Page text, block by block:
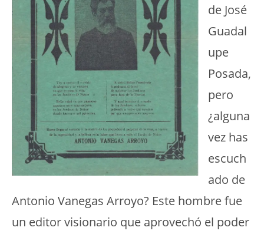
de José
Guadal
upe
Posada,
pero
¿alguna
vez has
escuch
ado de
Antonio Vanegas Arroyo? Este hombre fue
un editor visionario que aprovechó el poder